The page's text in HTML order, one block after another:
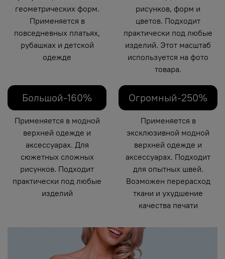
геометрических форм.
Применяется в
повседневных платьях,
рубашках и детской
одежде
рисунков, форм и
цветов. Подходит
практически под любые
изделий. Этот масштаб
используется на фото
товара.
Большой-160%
Применяется в модной
верхней одежде и
аксессуарах. Для
сюжетных сложных
рисунков. Подходит
практически под любые
изделий
Огромный-250%
Применяется в
эксклюзивной модной
верхней одежде и
аксессуарах. Подходит
для опытных швей.
Возможен перерасход
ткани и ухудшение
качества печати